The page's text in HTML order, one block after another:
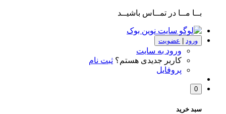
بــا مــا در تمــاس باشیــد
ورود عضویت
ورود به سایت
کاربر جدیدی هستم؟ ثبت نام
پروفایل
0
سبد خرید